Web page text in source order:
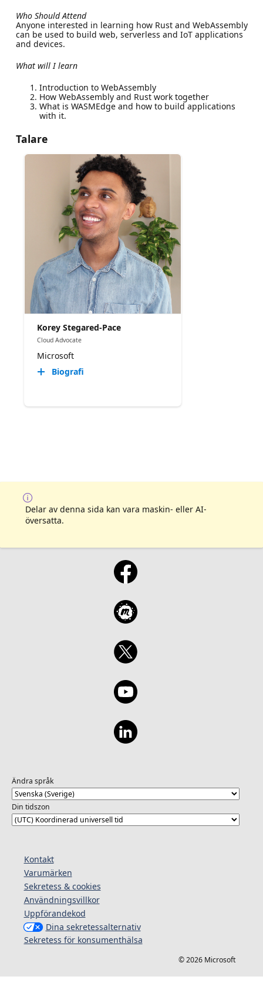
Who Should Attend
Anyone interested in learning how Rust and WebAssembly
can be used to build web, serverless and IoT applications
and devices.
What will I learn
Introduction to WebAssembly
How WebAssembly and Rust work together
What is WASMEdge and how to build applications
with it.
Talare
Korey Stegared-Pace
Cloud Advocate
Microsoft
Biografi
Delar av denna sida kan vara maskin- eller AI-
översatta.
Ändra språk
Din tidszon
Kontakt
Varumärken
Sekretess & cookies
Användningsvillkor
Uppförandekod
Dina sekretessalternativ
Sekretess för konsumenthälsa
© 2026 Microsoft